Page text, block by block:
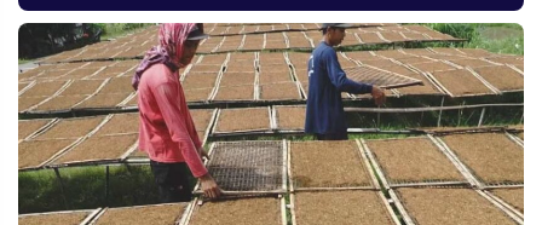
EDITORIAL AKSARA
FINANSIA PERSONA
DAERAH NASIONAL
MANCA SPORT